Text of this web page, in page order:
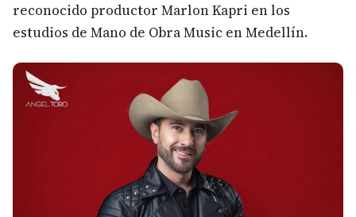
reconocido productor Marlon Kapri en los
estudios de Mano de Obra Music en Medellín.